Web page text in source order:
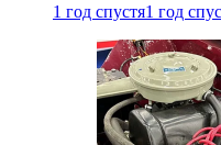
1 год спустя1 год